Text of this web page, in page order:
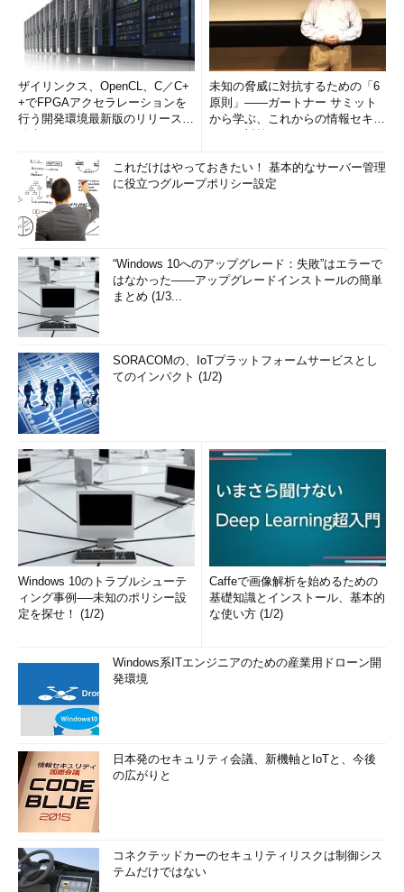
ザイリンクス、OpenCL、C／C+
+でFPGAアクセラレーションを
行う開発環境最新版のリリースを
未知の脅威に対抗するための「6
原則」――ガートナー サミット
から学ぶ、これからの情報セキュ
これだけはやっておきたい！ 基本的なサーバー管理
に役立つグループポリシー設定
“Windows 10へのアップグレード：失敗”はエラーで
はなかった――アップグレードインストールの簡単
まとめ (1/3...
SORACOMの、IoTプラットフォームサービスとし
てのインパクト (1/2)
Windows 10のトラブルシューテ
ィング事例──未知のポリシー設
定を探せ！ (1/2)
Caffeで画像解析を始めるための
基礎知識とインストール、基本的
な使い方 (1/2)
Windows系ITエンジニアのための産業用ドローン開
発環境
日本発のセキュリティ会議、新機軸とIoTと、今後
の広がりと
コネクテッドカーのセキュリティリスクは制御シス
テムだけではない